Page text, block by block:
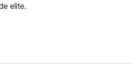
elite.